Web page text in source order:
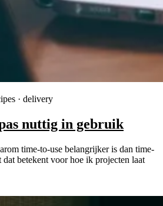
· delivery
nuttig in gebruik
time-to-use belangrijker is dan time-
betekent voor hoe ik projecten laat